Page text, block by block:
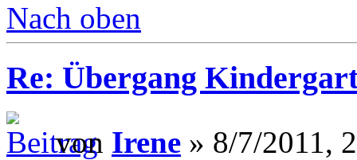
Nach oben
Re: Übergang
von Irene » 8/7/2011,